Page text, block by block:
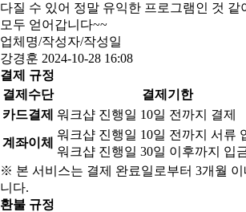
다질 수 있어 정말 유익한 프로그램인 것 같
모두 얻어갑니다~~
업체명/작성자/작성일
강경훈 2024-10-28 16:08
결제 규정
결제수단
결제기한
카드결제 워크샵 진행일 10일 전까지 결제
계좌이체
워크샵 진행일 10일 전까지 서류
워크샵 진행일 30일 이후까지 입
※ 본 서비스는 결제 완료일로부터 3개월
니다.
환불 규정